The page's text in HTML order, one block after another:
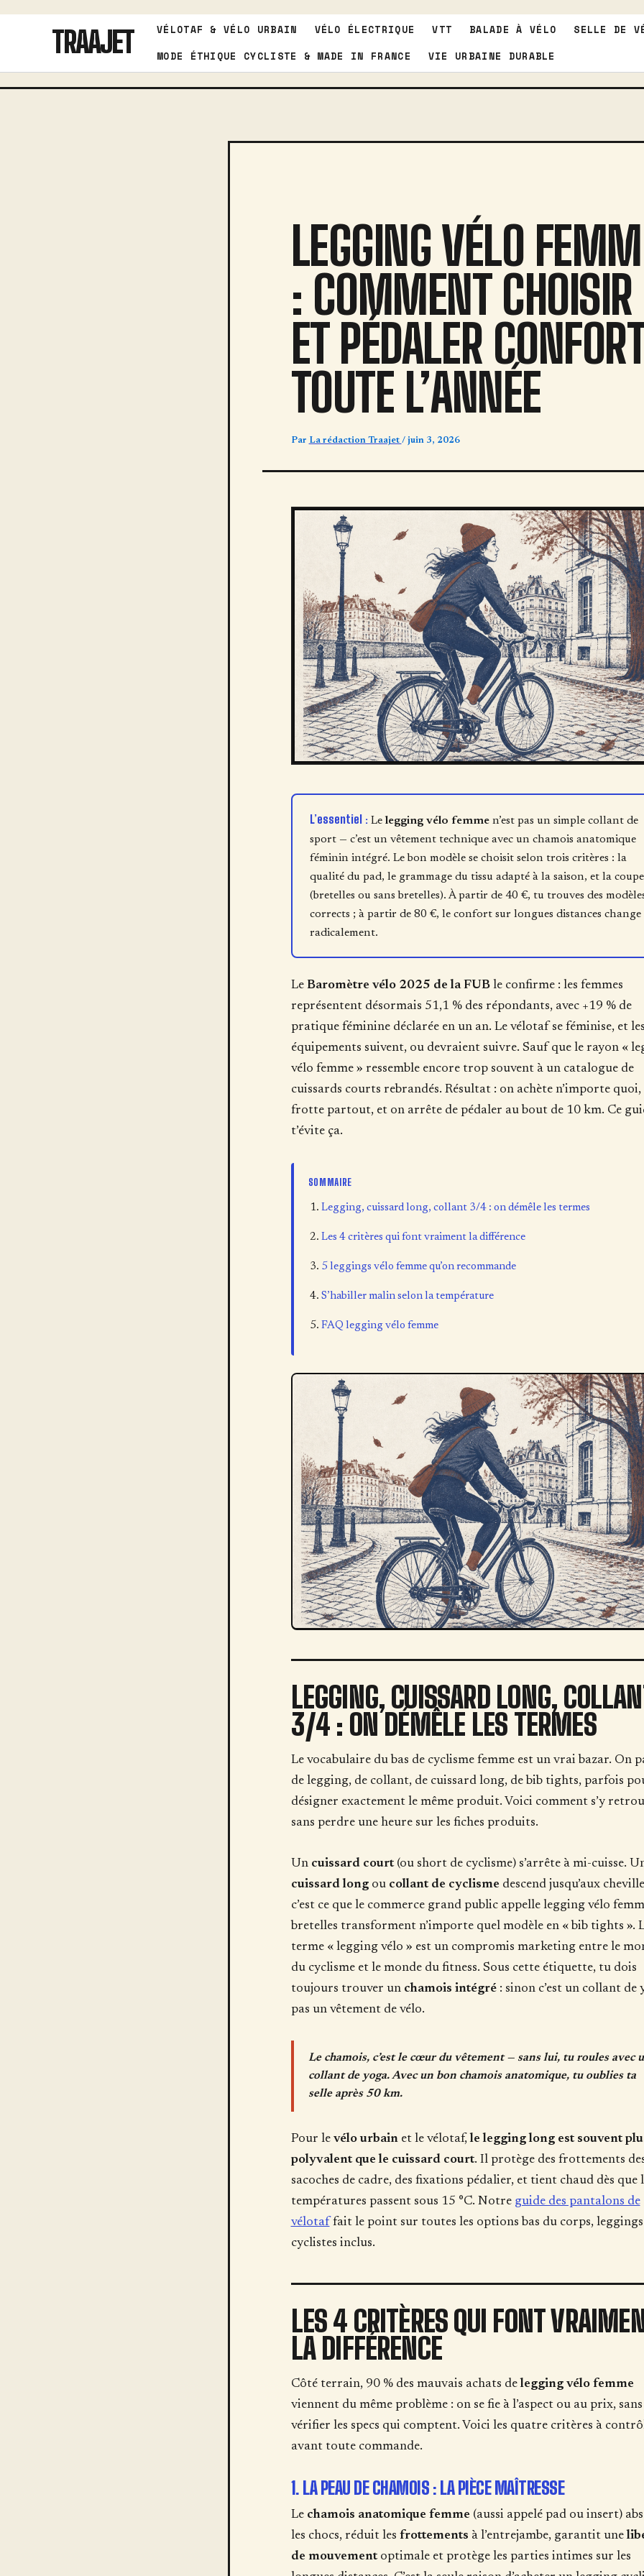
TRAAJET VÉLOTAF & VÉLO URBAIN VÉLO ÉLECTRIQUE VTT BALADE À VÉLO
SELLE DE
MODE ÉTHIQUE CYCLISTE & MADE IN FRANCE
VIE URBAINE DURABLE
LEGGING VÉLO
: COMMENT CHOISIR
ET PÉDALER
TOUTE L’ANNÉE
Par La rédaction Traajet / juin 3, 2026
L’essentiel :Le legging vélo femmen’est pas un simple collant de
sport — c’est un vêtement technique avec un chamois anatomique
féminin intégré. Le bon modèle se choisit selon trois critères : la
qualité du pad, le grammage du tissu adapté à la saison, et la coupe
(bretelles ou sans bretelles). À partir de 40 €, tu trouves des
corrects ; à partir de 80 €, le confort sur longues distances change
radicalement.
Le Baromètre vélo 2025 de la FUBle confirme : les femmes
représentent désormais 51,1 % des répondants, avec +19 % de
pratique féminine déclarée en un an. Le vélotaf se féminise, et
équipements suivent, ou devraient suivre. Sauf que le rayon «
vélo femme » ressemble encore trop souvent à un catalogue de
cuissards courts rebrandés. Résultat : on achète n’importe quoi,
frotte partout, et on arrête de pédaler au bout de 10 km. Ce
t’évite ça.
SOMMAIRE
Legging, cuissard long, collant 3/4 : on démêle les termes
Les 4 critères qui font vraiment la différence
5 leggings vélo femme qu’on recommande
S’habiller malin selon la température
FAQ legging vélo femme
LEGGING, CUISSARD LONG,
3/4 : ON DÉMÊLE LES TERMES
Le vocabulaire du bas de cyclisme femme est un vrai bazar. On
de legging, de collant, de cuissard long, de bib tights, parfois
désigner exactement le même produit. Voici comment s’y
sans perdre une heure sur les fiches produits.
Un cuissard court(ou short de cyclisme) s’arrête à mi-cuisse.
cuissard longou collant de cyclisme descend jusqu’aux
c’est ce que le commerce grand public appelle legging vélo
bretelles transforment n’importe quel modèle en « bib tights ».
terme « legging vélo » est un compromis marketing entre le
du cyclisme et le monde du fitness. Sous cette étiquette, tu dois
toujours trouver un chamois intégré: sinon c’est un collant de
pas un vêtement de vélo.
Le chamois, c’est le cœur du vêtement— sans lui, tu roules avec
collant de yoga. Avec un bon chamois anatomique, tu oublies ta
selle après 50 km.
Pour le vélo urbainet le vélotaf, le legging long est souvent
polyvalent que le cuissard court. Il protège des frottements
sacoches de cadre, des fixations pédalier, et tient chaud dès que
températures passent sous 15 °C. Notre guide des pantalons de
vélotaf fait le point sur toutes les options bas du corps, leggings
cyclistes inclus.
LES 4 CRITÈRES QUI FONT
LA DIFFÉRENCE
Côté terrain, 90 % des mauvais achats de legging vélo femme
viennent du même problème : on se fie à l’aspect ou au prix, sans
vérifier les specs qui comptent. Voici les quatre critères à
avant toute commande.
1. LA PEAU DE CHAMOIS : LA PIÈCE MAÎTRESSE
Le chamois anatomique femme (aussi appelé pad ou insert)
les chocs, réduit les frottements à l’entrejambe, garantit une
de mouvementoptimale et protège les parties intimes sur les